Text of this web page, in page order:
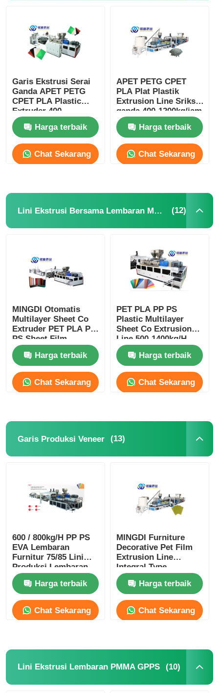
Garis Ekstrusi Serai
Ganda APET PETG
CPET PLA Plastic
Extruder 400-
1200kg/jam
Harga terbaik
Chat Sekarang
APET PETG CPET
PLA Plat Plastik
Extrusion Line Sriksa
ganda 400-1200kg/jam
Harga terbaik
Chat Sekarang
Lini Ekstrusi Bersama Lembaran Multilapis (12)
MINGDI Otomatis
Multilayer Sheet Co
Extruder PET PLA PP
PS Sheet Film
Extrusion Line
Harga terbaik
Chat Sekarang
PET PLA PP PS
Plastic Multilayer
Sheet Co Extrusion
Line 500-1400kg/H
Harga terbaik
Chat Sekarang
Garis Produksi Veneer (13)
600 / 800kg/H PP PS
EVA Lembaran
Furnitur 75/85 Lini
Produksi Lembaran
Plastik Dengan
Sistem Kontrol
Otomatis PLC
Harga terbaik
Chat Sekarang
MINGDI Furniture
Decorative Pet Film
Extrusion Line
Integral Type
Extruder Kontrol
SiemensHarga terbaik
Chat Sekarang
Lini Ekstrusi Lembaran PMMA GPPS (10)